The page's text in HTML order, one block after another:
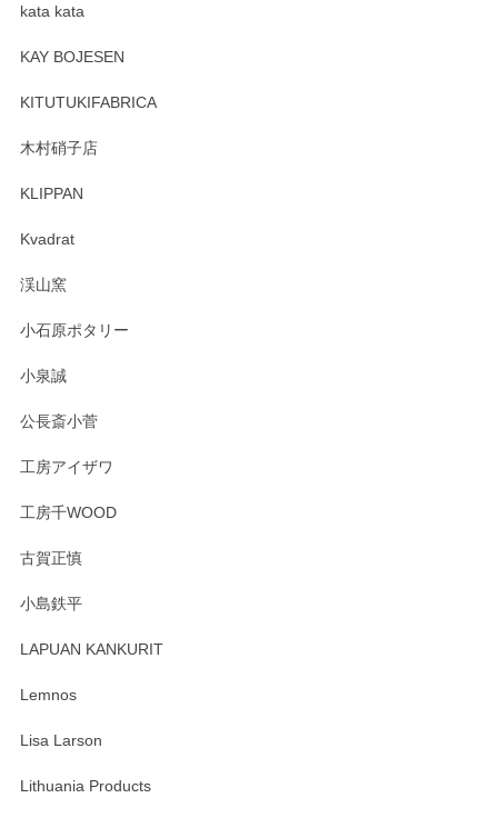
kata kata
KAY BOJESEN
KITUTUKIFABRICA
木村硝子店
KLIPPAN
Kvadrat
渓山窯
小石原ポタリー
小泉誠
公長斎小菅
工房アイザワ
工房千WOOD
古賀正慎
小島鉄平
LAPUAN KANKURIT
Lemnos
Lisa Larson
Lithuania Products